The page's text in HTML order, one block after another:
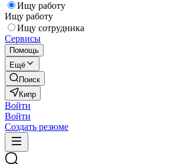
Ищу работу
Ищу работу
Ищу сотрудника
Сервисы
Помощь
Ещё
Поиск
Кипр
Войти
Войти
Создать резюме